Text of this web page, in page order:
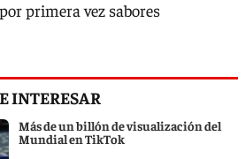
primera vez sabores
INTERESAR
Más de un billón de visualización del
Mundial en TikTok